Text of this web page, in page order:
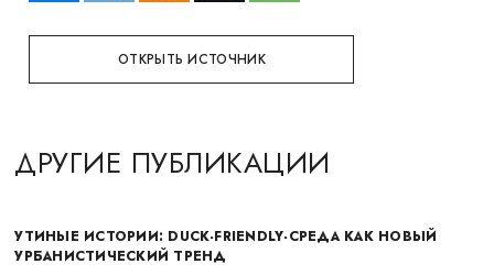
ОТКРЫТЬ ИСТОЧНИК
ДРУГИЕ ПУБЛИКАЦИИ
УТИНЫЕ ИСТОРИИ: DUCK-FRIENDLY-СРЕДА КАК НОВЫЙ
УРБАНИСТИЧЕСКИЙ ТРЕНД